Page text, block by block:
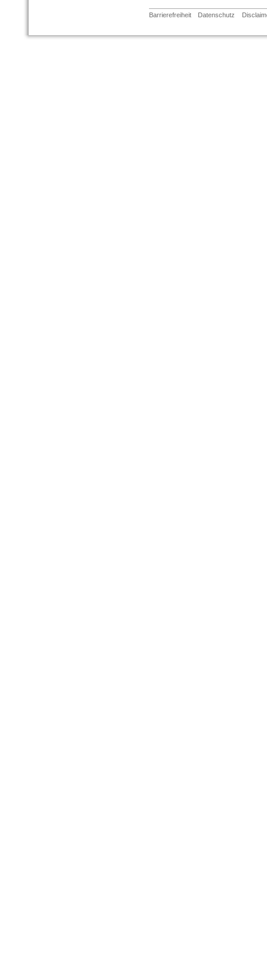
Barrierefreiheit Datenschutz